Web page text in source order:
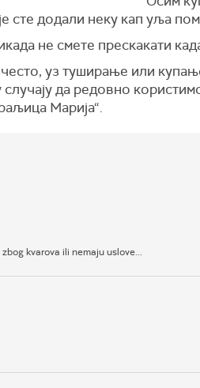
сте додали неку кап уља
не смете прескакати
уз туширање или
да редовно
Марија“.
kvarova ili nemaju uslove...